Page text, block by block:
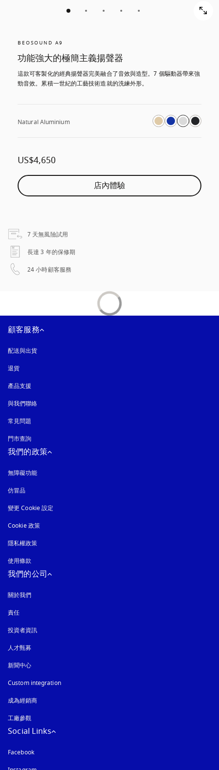
BEOSOUND A9
功能強大的極簡主義揚聲器
這款可客製化的經典揚聲器完美融合了音效與造型。7 個驅動器帶來強
勁音效。累積一世紀的工藝技術造就的洗練外形。
Natural Aluminium
US$4,650
店內體驗
7 天無風險試用
長達 3 年的保修期
24 小時顧客服務
顧客服務
配送與出貨
退貨
產品支援
與我們聯絡
常見問題
門市查詢
我們的政策
無障礙功能
仿冒品
變更 Cookie 設定
Cookie 政策以新標籤頁開啟
隱私權政策
使用條款
我們的公司
關於我們
責任
投資者資訊
人才甄募
新聞中心
Custom integration
成為經銷商
工廠參觀
Social Links
Facebook